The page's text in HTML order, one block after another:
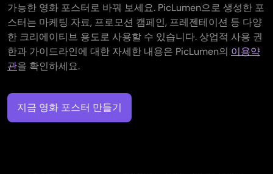
가능한 영화 포스터로 바꿔 보세요. PicLumen으로 생성한 포
스터는 마케팅 자료, 프로모션 캠페인, 프레젠테이션 등 다양
한 크리에이티브 용도로 사용할 수 있습니다. 상업적 사용 권
한과 가이드라인에 대한 자세한 내용은 PicLumen의 이용약
관을 확인하세요.
지금 영화 포스터 만들기